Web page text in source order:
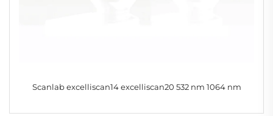
Scanlab excelliscan14 excelliscan20 532 nm 1064 nm